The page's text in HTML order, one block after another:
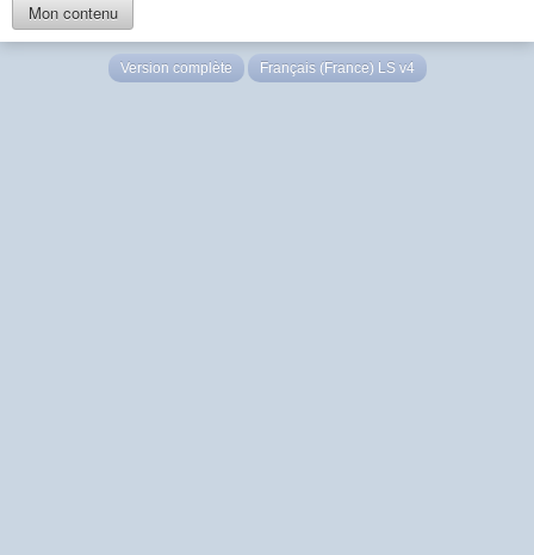
Mon contenu
Version complète Français (France) LS v4